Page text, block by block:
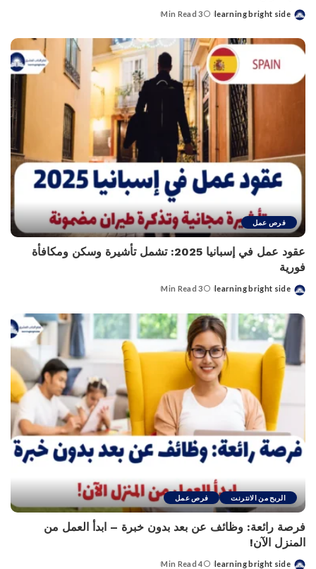
Posted
learning bright side
3 Min Read
فرص عمل
عقود عمل في إسبانيا 2025: تشمل تأشيرة وسكن ومكافأة
فورية
Posted
learning bright side
3 Min Read
الربح من الانترنت فرص عمل
فرصة رائعة: وظائف عن بعد بدون خبرة – ابدأ العمل من
المنزل الآن!
learning bright side
4 Min Read